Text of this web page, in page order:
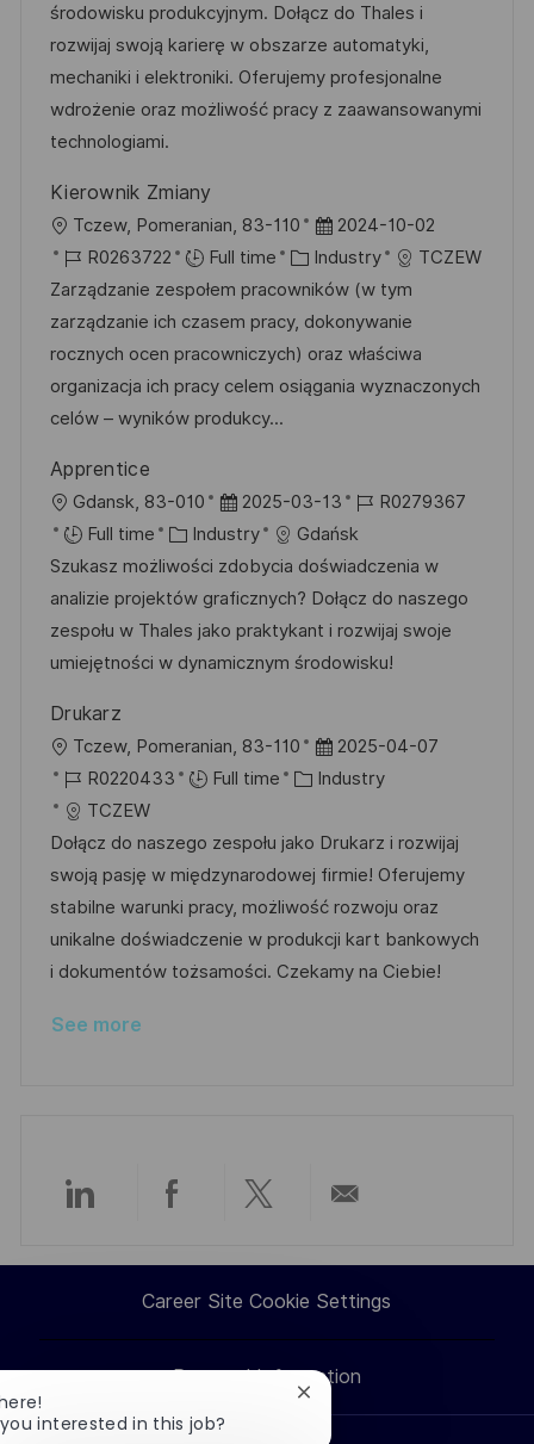
i
o
n
d
D
a
t
d
g
o
r
y
środowisku produkcyjnym. Dołącz do Thales i
rozwijaj swoją karierę w obszarze automatyki,
mechaniki i elektroniki. Oferujemy profesjonalne
wdrożenie oraz możliwość pracy z zaawansowanymi
technologiami.
Kierownik Zmiany
L
o
c
a
t
i
o
Tczew, Pomeranian, 83-110
P
o
s
t
e
d
2024-10-02
J
o
b
I
d
R0263722 Full time
C
a
t
e
g
Industry
TCZEW
Zarządzanie zespołem pracowników (w tym
zarządzanie ich czasem pracy, dokonywanie
rocznych ocen pracowniczych) oraz właściwa
organizacja ich pracy celem osiągania wyznaczonych
celów – wyników produkcy...
Apprentice
L
o
c
a
t
i
n
Gdansk, 83-010
P
o
s
t
e
d
t
e
2025-03-13
J
o
b
I
d
R0279367
Full time
C
a
t
e
g
y
Industry
Gdańsk
Szukasz możliwości zdobycia doświadczenia w
analizie projektów graficznych? Dołącz do naszego
zespołu w Thales jako praktykant i rozwijaj swoje
umiejętności w dynamicznym środowisku!
Drukarz
L
o
c
a
t
i
o
n
Tczew, Pomeranian, 83-110
P
o
t
e
d
D
a
2025-04-07
J
o
b
I
d
R0220433 Full time
C
t
e
g
o
r
Industry
TCZEW
Dołącz do naszego zespołu jako Drukarz i rozwijaj
swoją pasję w międzynarodowej firmie! Oferujemy
stabilne warunki pracy, możliwość rozwoju oraz
unikalne doświadczenie w produkcji kart bankowych
i dokumentów tożsamości. Czekamy na Ciebie!
See more
Share
via
LinkedIn
Share
via
Facebook
Share
via
twitter
via
email
Career Site Cookie Settings
Personal Information
interested in this job?
Close
chatbot